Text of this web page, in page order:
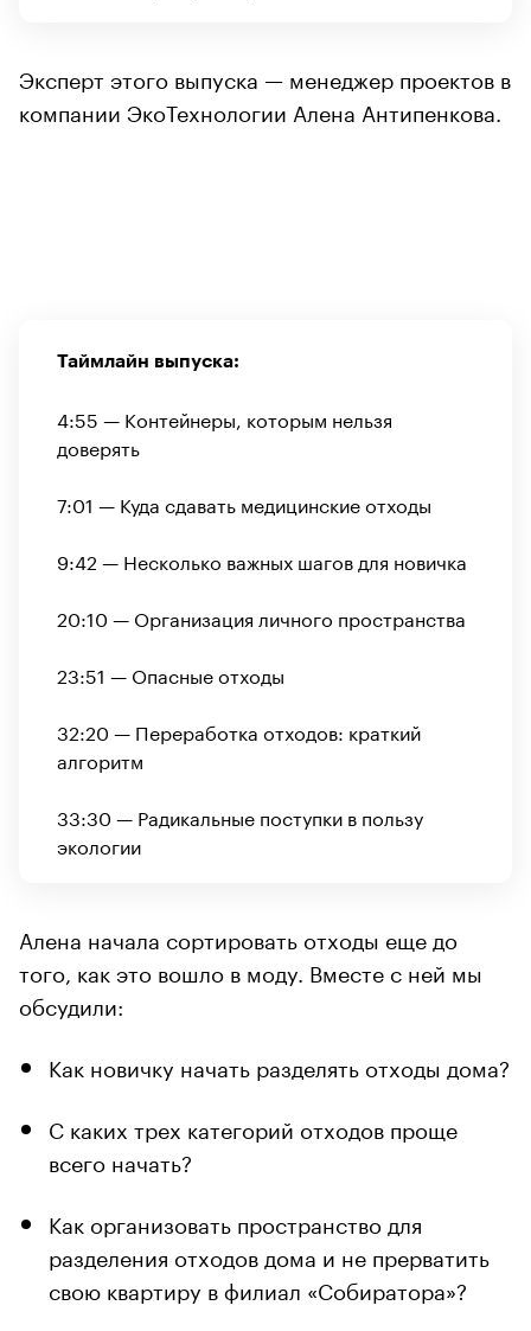
Эксперт этого выпуска — менеджер проектов в
компании ЭкоТехнологии Алена Антипенкова.
Таймлайн выпуска:
4:55 — Контейнеры, которым нельзя
доверять
7:01 — Куда сдавать медицинские отходы
9:42 — Несколько важных шагов для новичка
20:10 — Организация личного пространства
23:51 — Опасные отходы
32:20 — Переработка отходов: краткий
алгоритм
33:30 — Радикальные поступки в пользу
экологии
Алена начала сортировать отходы еще до
того, как это вошло в моду. Вместе с ней мы
обсудили:
Как новичку начать разделять отходы дома?
С каких трех категорий отходов проще
всего начать?
Как организовать пространство для
разделения отходов дома и не прерватить
свою квартиру в филиал «Собиратора»?